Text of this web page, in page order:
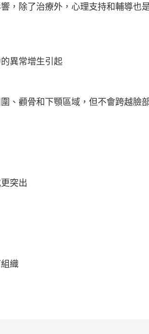
，除了治療外，心理支持和輔導也
異常增生引起
、顴骨和下顎區域，但不會跨越臉
突出
織